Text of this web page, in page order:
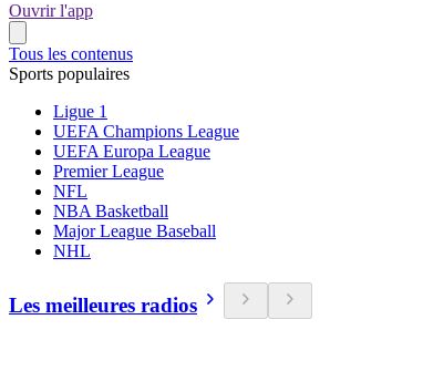
Ouvrir l'app
Tous les contenus
Sports populaires
Ligue 1
UEFA Champions League
UEFA Europa League
Premier League
NFL
NBA Basketball
Major League Baseball
NHL
Les meilleures radios